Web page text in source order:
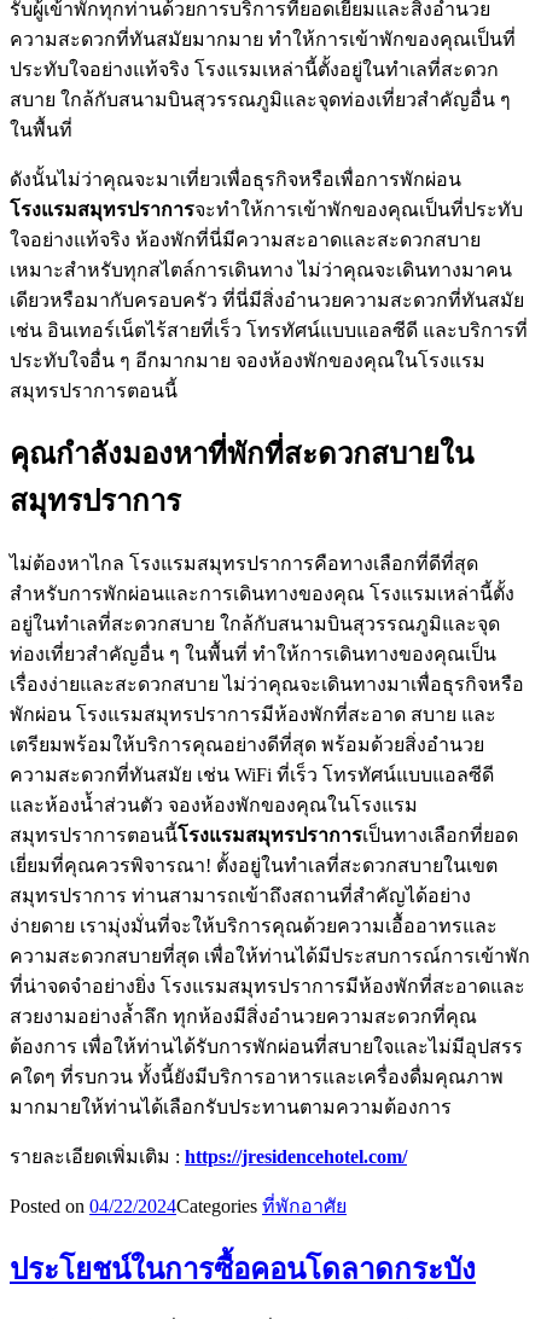
รับผู้เข้าพักทุกท่านด้วยการบริการที่ยอดเยี่ยมและสิ่งอำนวย
ความสะดวกที่ทันสมัยมากมาย ทำให้การเข้าพักของคุณเป็นที่
ประทับใจอย่างแท้จริง โรงแรมเหล่านี้ตั้งอยู่ในทำเลที่สะดวก
สบาย ใกล้กับสนามบินสุวรรณภูมิและจุดท่องเที่ยวสำคัญอื่น ๆ
ในพื้นที่
ดังนั้นไม่ว่าคุณจะมาเที่ยวเพื่อธุรกิจหรือเพื่อการพักผ่อน
โรงแรมสมุทรปราการจะทำให้การเข้าพักของคุณเป็นที่ประทับ
ใจอย่างแท้จริง ห้องพักที่นี่มีความสะอาดและสะดวกสบาย
เหมาะสำหรับทุกสไตล์การเดินทาง ไม่ว่าคุณจะเดินทางมาคน
เดียวหรือมากับครอบครัว ที่นี่มีสิ่งอำนวยความสะดวกที่ทันสมัย
เช่น อินเทอร์เน็ตไร้สายที่เร็ว โทรทัศน์แบบแอลซีดี และบริการที่
ประทับใจอื่น ๆ อีกมากมาย จองห้องพักของคุณในโรงแรม
สมุทรปราการตอนนี้
คุณกำลังมองหาที่พักที่สะดวกสบายใน
สมุทรปราการ
ไม่ต้องหาไกล โรงแรมสมุทรปราการคือทางเลือกที่ดีที่สุด
สำหรับการพักผ่อนและการเดินทางของคุณ โรงแรมเหล่านี้ตั้ง
อยู่ในทำเลที่สะดวกสบาย ใกล้กับสนามบินสุวรรณภูมิและจุด
ท่องเที่ยวสำคัญอื่น ๆ ในพื้นที่ ทำให้การเดินทางของคุณเป็น
เรื่องง่ายและสะดวกสบาย ไม่ว่าคุณจะเดินทางมาเพื่อธุรกิจหรือ
พักผ่อน โรงแรมสมุทรปราการมีห้องพักที่สะอาด สบาย และ
เตรียมพร้อมให้บริการคุณอย่างดีที่สุด พร้อมด้วยสิ่งอำนวย
ความสะดวกที่ทันสมัย เช่น WiFi ที่เร็ว โทรทัศน์แบบแอลซีดี
และห้องน้ำส่วนตัว จองห้องพักของคุณในโรงแรม
สมุทรปราการตอนนี้โรงแรมสมุทรปราการเป็นทางเลือกที่ยอด
เยี่ยมที่คุณควรพิจารณา! ตั้งอยู่ในทำเลที่สะดวกสบายในเขต
สมุทรปราการ ท่านสามารถเข้าถึงสถานที่สำคัญได้อย่าง
ง่ายดาย เรามุ่งมั่นที่จะให้บริการคุณด้วยความเอื้ออาทรและ
ความสะดวกสบายที่สุด เพื่อให้ท่านได้มีประสบการณ์การเข้าพัก
ที่น่าจดจำอย่างยิ่ง โรงแรมสมุทรปราการมีห้องพักที่สะอาดและ
สวยงามอย่างล้ำลึก ทุกห้องมีสิ่งอำนวยความสะดวกที่คุณ
ต้องการ เพื่อให้ท่านได้รับการพักผ่อนที่สบายใจและไม่มีอุปสรร
คใดๆ ที่รบกวน ทั้งนี้ยังมีบริการอาหารและเครื่องดื่มคุณภาพ
มากมายให้ท่านได้เลือกรับประทานตามความต้องการ
รายละเอียดเพิ่มเติม : https://jresidencehotel.com/
Posted on 04/22/2024Categories ที่พักอาศัย
ประโยชน์ในการซื้อคอนโดลาดกระบัง